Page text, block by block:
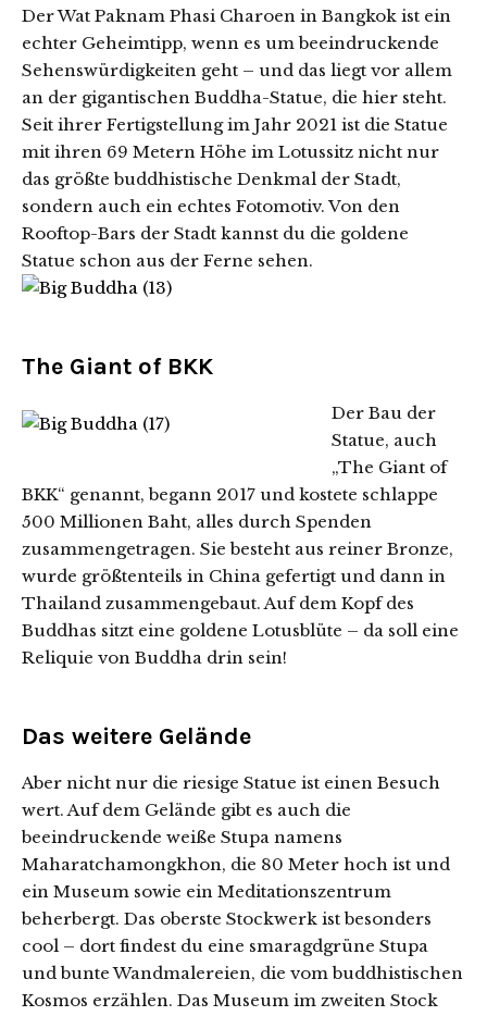
Der Wat Paknam Phasi Charoen in Bangkok ist ein
echter Geheimtipp, wenn es um beeindruckende
Sehenswürdigkeiten geht – und das liegt vor allem
an der gigantischen Buddha-Statue, die hier steht.
Seit ihrer Fertigstellung im Jahr 2021 ist die Statue
mit ihren 69 Metern Höhe im Lotussitz nicht nur
das größte buddhistische Denkmal der Stadt,
sondern auch ein echtes Fotomotiv. Von den
Rooftop-Bars der Stadt kannst du die goldene
Statue schon aus der Ferne sehen.
The Giant of BKK
Der Bau der
Statue, auch
„The Giant of
BKK“ genannt, begann 2017 und kostete schlappe
500 Millionen Baht, alles durch Spenden
zusammengetragen. Sie besteht aus reiner Bronze,
wurde größtenteils in China gefertigt und dann in
Thailand zusammengebaut. Auf dem Kopf des
Buddhas sitzt eine goldene Lotusblüte – da soll eine
Reliquie von Buddha drin sein!
Das weitere Gelände
Aber nicht nur die riesige Statue ist einen Besuch
wert. Auf dem Gelände gibt es auch die
beeindruckende weiße Stupa namens
Maharatchamongkhon, die 80 Meter hoch ist und
ein Museum sowie ein Meditationszentrum
beherbergt. Das oberste Stockwerk ist besonders
cool – dort findest du eine smaragdgrüne Stupa
und bunte Wandmalereien, die vom buddhistischen
Kosmos erzählen. Das Museum im zweiten Stock